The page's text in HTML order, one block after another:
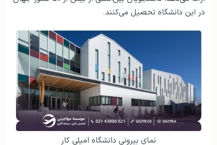
در این دانشگاه تحصیل می‌کنند.
نمای بیرونی دانشگاه امیلی کار